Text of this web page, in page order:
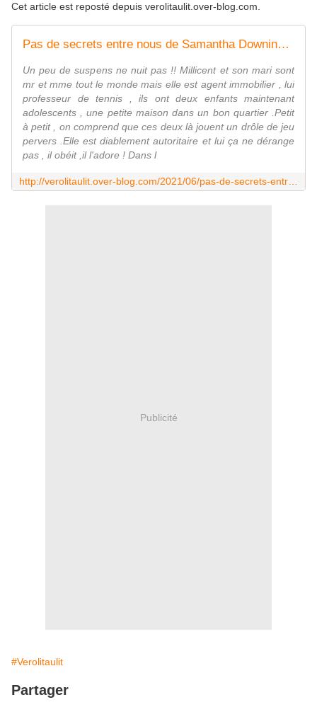
Cet article est reposté depuis verolitaulit.over-blog.com
Pas de secrets entre nous de Samantha Downing (éditions Haute Ville)
Un peu de suspens ne nuit pas !! Millicent et son mari sont
mr et mme tout le monde mais elle est agent immobilier , lui
professeur de tennis , ils ont deux enfants maintenant
adolescents , une petite maison dans un bon quartier .Petit
à petit , on comprend que ces deux là jouent un drôle de jeu
pervers .Elle est diablement autoritaire et lui ça ne dérange
pas , il obéit ,il l'adore ! Dans l
Publicité
#Verolitaulit
Partager